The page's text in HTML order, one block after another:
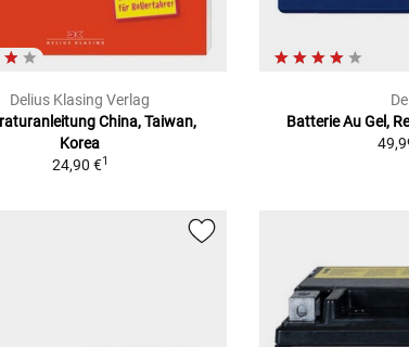
Delius Klasing Verlag
China, Taiwan,
Korea
24,90 €1
Batterie Au Gel,